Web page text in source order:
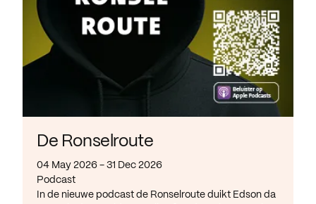
De Ronselroute
04 May 2026 - 31 Dec 2026
Podcast
In de nieuwe podcast de Ronselroute duikt Edson da